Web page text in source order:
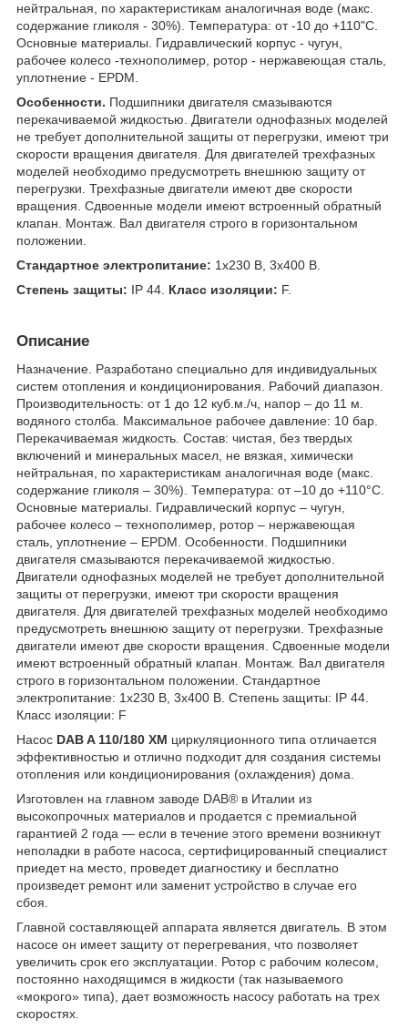
нейтральная, по характеристикам аналогичная воде (макс.
содержание гликоля - 30%). Температура: от -10 до +110"С.
Основные материалы. Гидравлический корпус - чугун,
рабочее колесо -технополимер, ротор - нержавеющая сталь,
уплотнение - EPDM.
Особенности. Подшипники двигателя смазываются
перекачиваемой жидкостью. Двигатели однофазных моделей
не требует дополнительной защиты от перегрузки, имеют три
скорости вращения двигателя. Для двигателей трехфазных
моделей необходимо предусмотреть внешнюю защиту от
перегрузки. Трехфазные двигатели имеют две скорости
вращения. Сдвоенные модели имеют встроенный обратный
клапан. Монтаж. Вал двигателя строго в горизонтальном
положении.
Стандартное электропитание: 1x230 В, 3x400 В.
Степень защиты: IP 44. Класс изоляции: F.
Описание
Назначение. Разработано специально для индивидуальных
систем отопления и кондиционирования. Рабочий диапазон.
Производительность: от 1 до 12 куб.м./ч, напор – до 11 м.
водяного столба. Максимальное рабочее давление: 10 бар.
Перекачиваемая жидкость. Состав: чистая, без твердых
включений и минеральных масел, не вязкая, химически
нейтральная, по характеристикам аналогичная воде (макс.
содержание гликоля – 30%). Температура: от –10 до +110°С.
Основные материалы. Гидравлический корпус – чугун,
рабочее колесо – технополимер, ротор – нержавеющая
сталь, уплотнение – EPDM. Особенности. Подшипники
двигателя смазываются перекачиваемой жидкостью.
Двигатели однофазных моделей не требует дополнительной
защиты от перегрузки, имеют три скорости вращения
двигателя. Для двигателей трехфазных моделей необходимо
предусмотреть внешнюю защиту от перегрузки. Трехфазные
двигатели имеют две скорости вращения. Сдвоенные модели
имеют встроенный обратный клапан. Монтаж. Вал двигателя
строго в горизонтальном положении. Стандартное
электропитание: 1x230 В, 3x400 В. Степень защиты: IP 44.
Класс изоляции: F
Насос DAB A 110/180 XM циркуляционного типа отличается
эффективностью и отлично подходит для создания системы
отопления или кондиционирования (охлаждения) дома.
Изготовлен на главном заводе DAB® в Италии из
высокопрочных материалов и продается с премиальной
гарантией 2 года — если в течение этого времени возникнут
неполадки в работе насоса, сертифицированный специалист
приедет на место, проведет диагностику и бесплатно
произведет ремонт или заменит устройство в случае его
сбоя.
Главной составляющей аппарата является двигатель. В этом
насосе он имеет защиту от перегревания, что позволяет
увеличить срок его эксплуатации. Ротор с рабочим колесом,
постоянно находящимся в жидкости (так называемого
«мокрого» типа), дает возможность насосу работать на трех
скоростях.